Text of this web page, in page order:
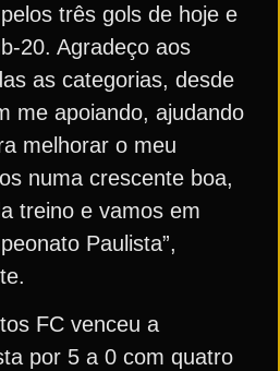
três gols de hoje e
20. Agradeço aos
as categorias, desde
me apoiando, ajudando
melhorar o meu
numa crescente boa,
treino e vamos em
Paulista”,
FC venceu a
por 5 a 0 com quatro